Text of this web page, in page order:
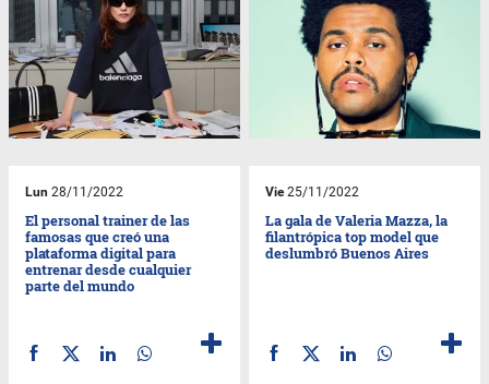
Lun 28/11/2022
El personal trainer de las
famosas que creó una
plataforma digital para
entrenar desde cualquier
parte del mundo
Vie25/11/2022
La gala de Valeria Mazza, la
filantrópica top model que
deslumbró Buenos Aires